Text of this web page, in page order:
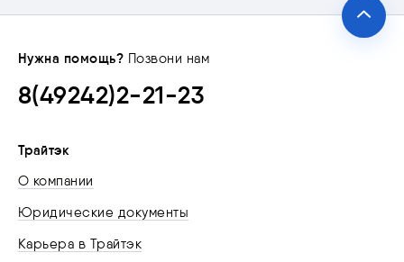
Нужна помощь? Позвони нам
8(49242)2-21-23
Трайтэк
О компании
Юридические документы
Карьера в Трайтэк